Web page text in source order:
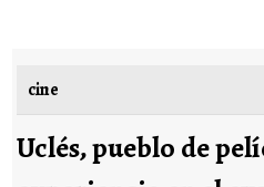
cine
Uclés, pueblo de